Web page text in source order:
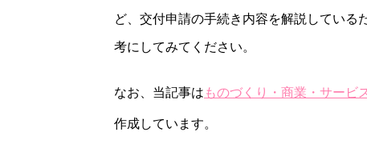
ど、交付申請の手続き内容を解説してい
考にしてみてください。
なお、当記事はものづくり・商業・サービ
作成しています。